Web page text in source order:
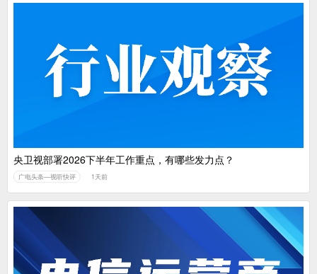
央卫视部署2026下半年工作重点，有哪些发力点？
广电头条—视听快评 1天前